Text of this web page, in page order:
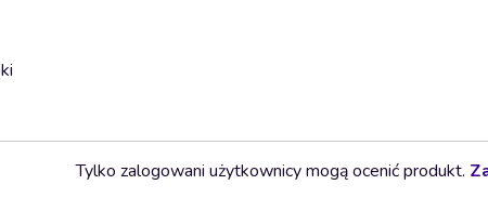
Tylko zalogowani użytkownicy mogą ocenić produkt.